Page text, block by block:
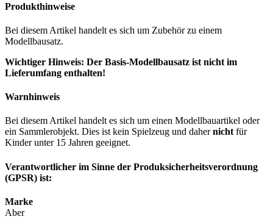
Produkthinweise
Bei diesem Artikel handelt es sich um Zubehör zu einem
Modellbausatz.
Wichtiger Hinweis: Der Basis-Modellbausatz ist nicht im
Lieferumfang enthalten!
Warnhinweis
Bei diesem Artikel handelt es sich um einen Modellbauartikel oder
ein Sammlerobjekt. Dies ist kein Spielzeug und dahernicht für
Kinder unter 15 Jahren geeignet.
Verantwortlicher im Sinne der Produksicherheitsverordnung
(GPSR) ist:
Marke
Aber